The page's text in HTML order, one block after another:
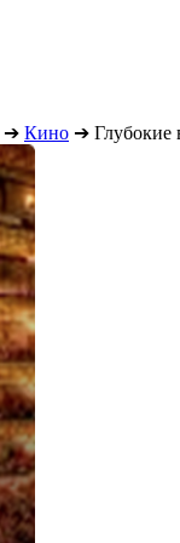
➔ Кино ➔ Глубокие